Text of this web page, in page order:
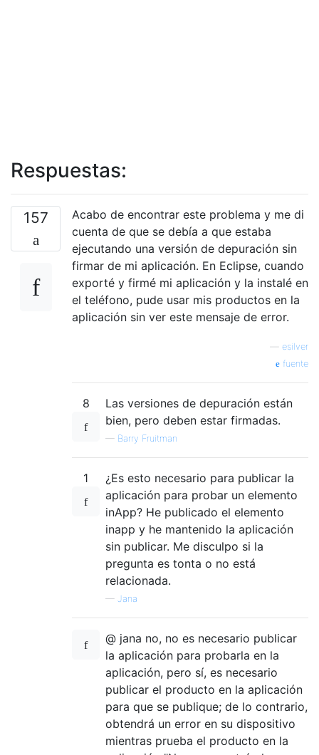
Respuestas:
157
Acabo de encontrar este problema y me di
cuenta de que se debía a que estaba
ejecutando una versión de depuración sin
firmar de mi aplicación. En Eclipse, cuando
exporté y firmé mi aplicación y la instalé en
el teléfono, pude usar mis productos en la
aplicación sin ver este mensaje de error.
esilver
fuente
8
Las versiones de depuración están
bien, pero deben estar firmadas.
— Barry Fruitman
1
¿Es esto necesario para publicar la
aplicación para probar un elemento
inApp? He publicado el elemento
inapp y he mantenido la aplicación
sin publicar. Me disculpo si la
pregunta es tonta o no está
relacionada.
— Jana
@ jana no, no es necesario publicar
la aplicación para probarla en la
aplicación, pero sí, es necesario
publicar el producto en la aplicación
para que se publique; de ​​lo contrario,
obtendrá un error en su dispositivo
mientras prueba el producto en la